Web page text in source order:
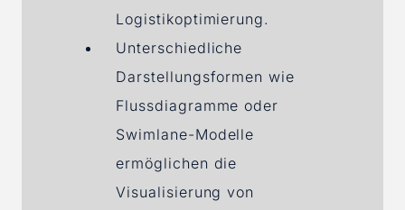
Logistikoptimierung.
Unterschiedliche
Darstellungsformen wie
Flussdiagramme oder
Swimlane-Modelle
ermöglichen die
Visualisierung von